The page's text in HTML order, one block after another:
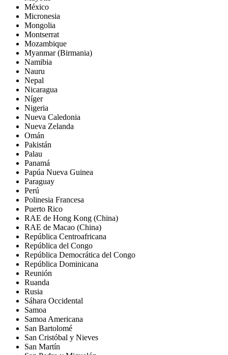
México
Micronesia
Mongolia
Montserrat
Mozambique
Myanmar (Birmania)
Namibia
Nauru
Nepal
Nicaragua
Níger
Nigeria
Nueva Caledonia
Nueva Zelanda
Omán
Pakistán
Palau
Panamá
Papúa Nueva Guinea
Paraguay
Perú
Polinesia Francesa
Puerto Rico
RAE de Hong Kong (China)
RAE de Macao (China)
República Centroafricana
República del Congo
República Democrática del Congo
República Dominicana
Reunión
Ruanda
Rusia
Sáhara Occidental
Samoa
Samoa Americana
San Bartolomé
San Cristóbal y Nieves
San Martín